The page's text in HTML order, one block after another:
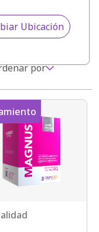
Ubicación
por